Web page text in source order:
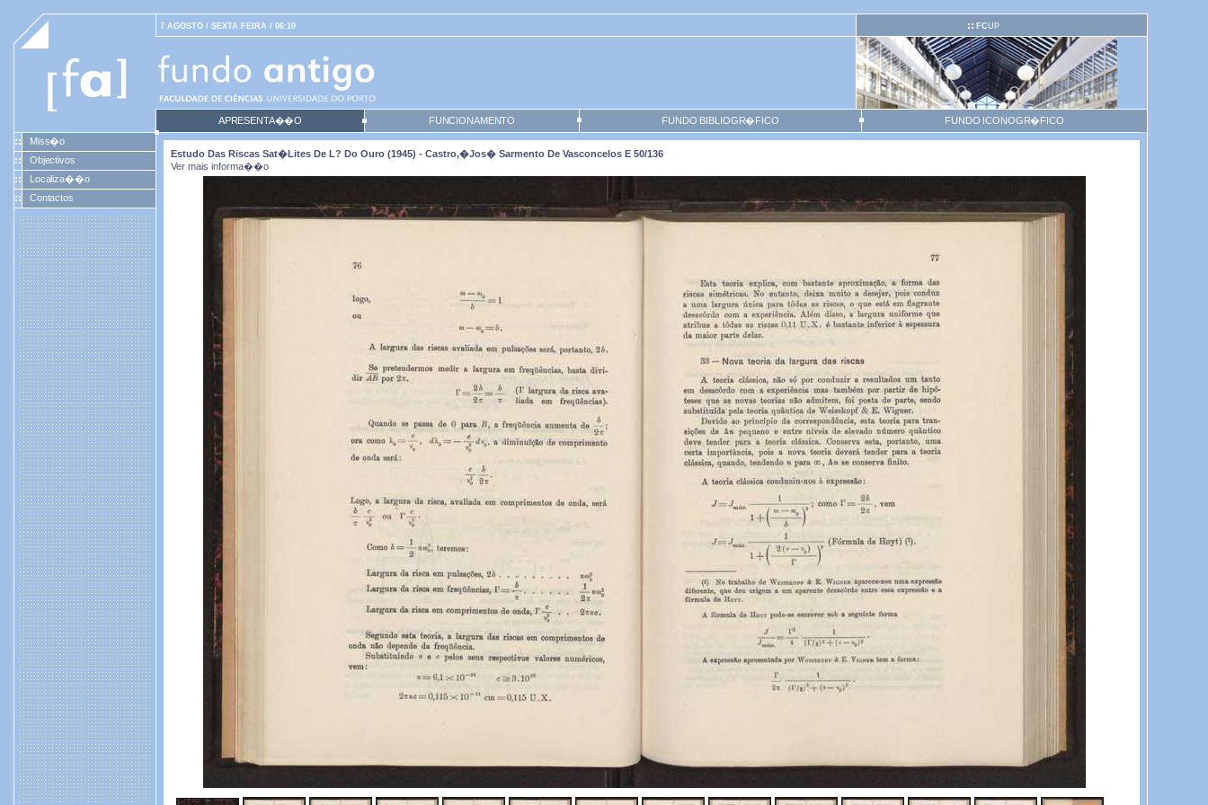
7 AGOSTO / SEXTA FEIRA / 06:10 FCUP
APRESENTA��O FUNCIONAMENTO FUNDO BIBLIOGR�FICO
FUNDO ICONOGR�FICO
Miss�o
Objectivos
Localiza��o
Contactos
Estudo Das Riscas Sat�lites De L? Do Ouro (1945) - Castro,�Jos� Sarmento De Vasconcelos E 50/136
Ver mais informa��o